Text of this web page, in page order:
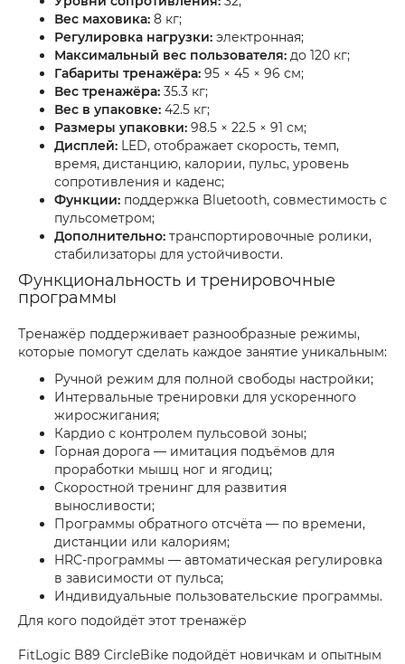
Вес маховика: 8 кг;
Регулировка нагрузки: электронная;
Максимальный вес пользователя: до 120 кг;
Габариты тренажёра: 95 × 45 × 96 см;
Вес тренажёра: 35.3 кг;
Вес в упаковке: 42.5 кг;
Размеры упаковки: 98.5 × 22.5 × 91 см;
Дисплей: LED, отображает скорость, темп,
время, дистанцию, калории, пульс, уровень
сопротивления и каденс;
Функции: поддержка Bluetooth, совместимость с
пульсометром;
Дополнительно: транспортировочные ролики,
стабилизаторы для устойчивости.
Функциональность и тренировочные
программы
Тренажёр поддерживает разнообразные режимы,
которые помогут сделать каждое занятие уникальным:
Ручной режим для полной свободы настройки;
Интервальные тренировки для ускоренного
жиросжигания;
Кардио с контролем пульсовой зоны;
Горная дорога — имитация подъёмов для
проработки мышц ног и ягодиц;
Скоростной тренинг для развития
выносливости;
Программы обратного отсчёта — по времени,
дистанции или калориям;
HRC-программы — автоматическая регулировка
в зависимости от пульса;
Индивидуальные пользовательские программы.
Для кого подойдёт этот тренажёр
FitLogic B89 CircleBike подойдёт новичкам и опытным